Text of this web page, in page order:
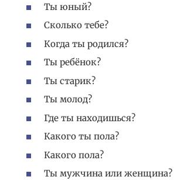
Ты юный?
Сколько тебе?
Когда ты родился?
Ты ребёнок?
Ты старик?
Ты молод?
Где ты находишься?
Какого ты пола?
Какого пола?
Ты мужчина или женщина?